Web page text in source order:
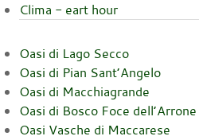
Clima - eart hour
Oasi di Lago Secco
Oasi di Pian Sant’Angelo
Oasi di Macchiagrande
Oasi di Bosco Foce dell’Arrone
Oasi Vasche di Maccarese